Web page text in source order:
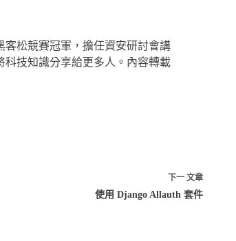
松競賽冠軍，擔任資安研討會講
技知識分享給更多人。內容轉載
下一 文章
使用 Django Allauth 套件